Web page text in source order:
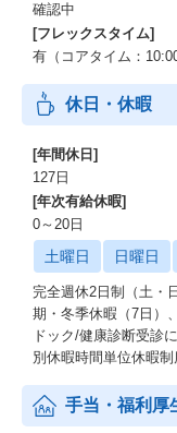
確認中
[フレックスタイム]
有（コアタイム：
休日・休暇
[年間休日]
127日
[年次有給休暇]
0～20日
土曜日 日曜日
完全週休2日制（土・
期・冬季休暇（7日）
ドック/健康診断受診
別休暇時間単位休暇制
手当・福利厚